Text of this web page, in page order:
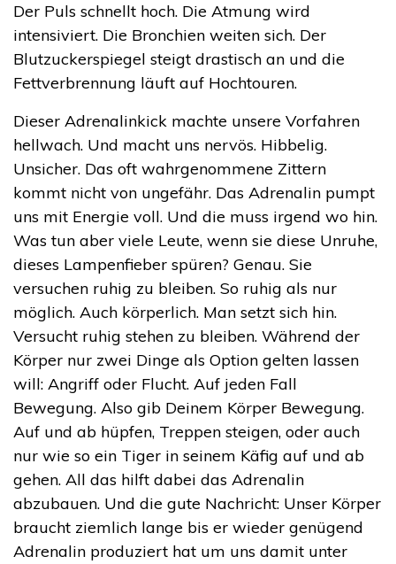
Der Puls schnellt hoch. Die Atmung wird
intensiviert. Die Bronchien weiten sich. Der
Blutzuckerspiegel steigt drastisch an und die
Fettverbrennung läuft auf Hochtouren.
Dieser Adrenalinkick machte unsere Vorfahren
hellwach. Und macht uns nervös. Hibbelig.
Unsicher. Das oft wahrgenommene Zittern
kommt nicht von ungefähr. Das Adrenalin pumpt
uns mit Energie voll. Und die muss irgend wo hin.
Was tun aber viele Leute, wenn sie diese Unruhe,
dieses Lampenfieber spüren? Genau. Sie
versuchen ruhig zu bleiben. So ruhig als nur
möglich. Auch körperlich. Man setzt sich hin.
Versucht ruhig stehen zu bleiben. Während der
Körper nur zwei Dinge als Option gelten lassen
will: Angriff oder Flucht. Auf jeden Fall
Bewegung. Also gib Deinem Körper Bewegung.
Auf und ab hüpfen, Treppen steigen, oder auch
nur wie so ein Tiger in seinem Käfig auf und ab
gehen. All das hilft dabei das Adrenalin
abzubauen. Und die gute Nachricht: Unser Körper
braucht ziemlich lange bis er wieder genügend
Adrenalin produziert hat um uns damit unter